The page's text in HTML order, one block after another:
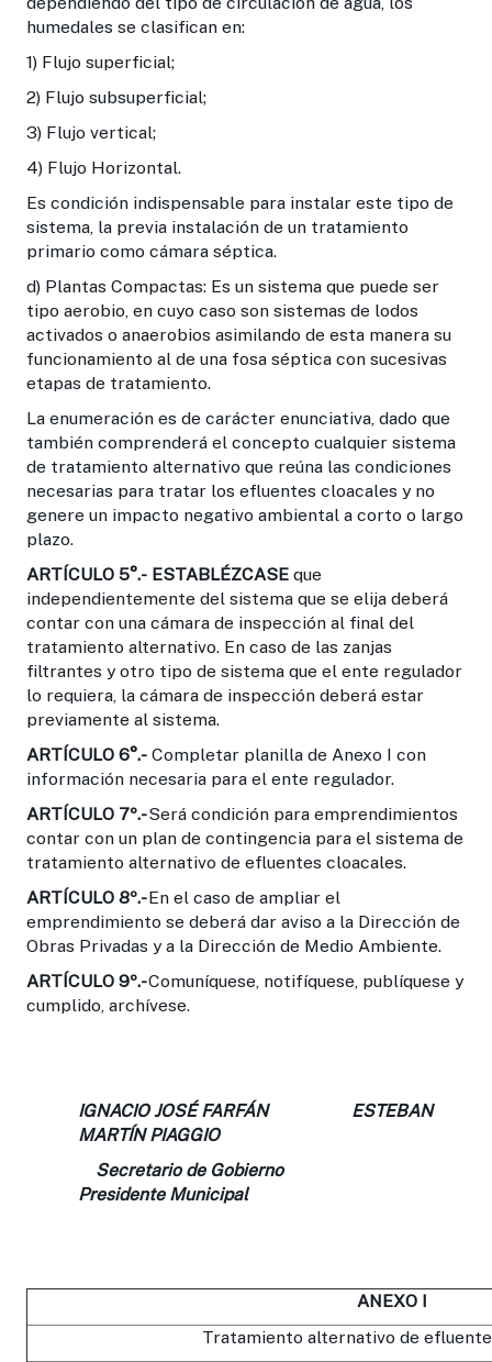
humedales se clasifican en:
1) Flujo superficial;
2) Flujo subsuperficial;
3) Flujo vertical;
4) Flujo Horizontal.
Es condición indispensable para instalar este tipo de
sistema, la previa instalación de un tratamiento
primario como cámara séptica.
d) Plantas Compactas: Es un sistema que puede ser
tipo aerobio, en cuyo caso son sistemas de lodos
activados o anaerobios asimilando de esta manera su
funcionamiento al de una fosa séptica con sucesivas
etapas de tratamiento.
La enumeración es de carácter enunciativa, dado que
también comprenderá el concepto cualquier sistema
de tratamiento alternativo que reúna las condiciones
necesarias para tratar los efluentes cloacales y no
genere un impacto negativo ambiental a corto o largo
plazo.
ARTÍCULO 5°.- ESTABLÉZCASE que
independientemente del sistema que se elija deberá
contar con una cámara de inspección al final del
tratamiento alternativo. En caso de las zanjas
filtrantes y otro tipo de sistema que el ente regulador
lo requiera, la cámara de inspección deberá estar
previamente al sistema.
ARTÍCULO 6°.- Completar planilla de Anexo I con
información necesaria para el ente regulador.
ARTÍCULO 7º.-Será condición para emprendimientos
contar con un plan de contingencia para el sistema de
tratamiento alternativo de efluentes cloacales.
ARTÍCULO 8º.-En el caso de ampliar el
emprendimiento se deberá dar aviso a la Dirección de
Obras Privadas y a la Dirección de Medio Ambiente.
ARTÍCULO 9º.-Comuníquese, notifíquese, publíquese y
cumplido, archívese.
IGNACIO JOSÉ FARFÁN ESTEBAN
MARTÍN PIAGGIO
Secretario de Gobierno
Presidente Municipal
ANEXO I
Tratamiento alternativo de